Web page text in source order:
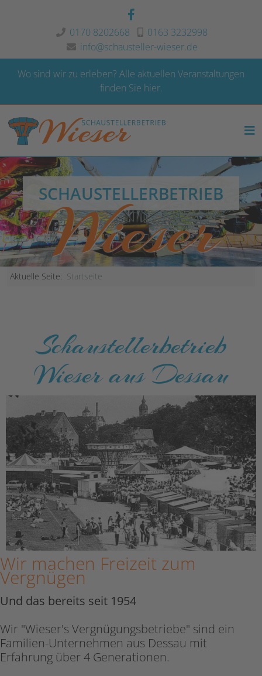
0170 8202668
0163 3232998
info@schausteller-wieser.de
Wo sind wir zu erleben? Alle aktuellen Veranstaltungen
finden Sie hier.
SCHAUSTELLERBETRIEB
Wieser
Aktuelle Seite: Startseite
Schaustellerbetrieb
Wieser aus Dessau
Wir machen Freizeit zum
Vergnügen
Und das bereits seit 1954
Wir "Wieser's Vergnügungsbetriebe" sind ein
Familien-Unternehmen aus Dessau mit
Erfahrung über 4 Generationen.